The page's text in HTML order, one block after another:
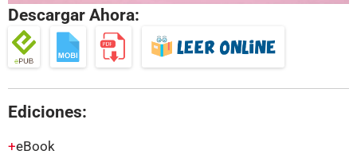
Descargar Ahora:
Ediciones:
eBook